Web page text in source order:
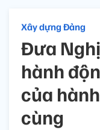
Xây dựng Đảng
Đưa
hành
của
cùng